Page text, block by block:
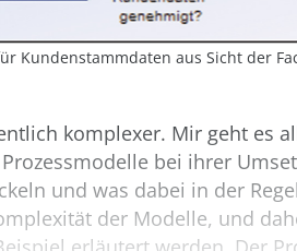
Kundenstammdaten aus Sicht der
komplexer. Mir geht es
bei ihrer
und was dabei in der
der Modelle, und